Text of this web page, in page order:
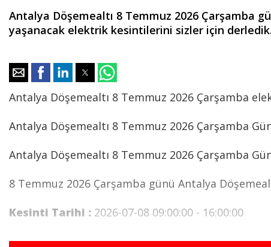
Antalya Döşemealtı 8 Temmuz 2026 Çarşamba
yaşanacak elektrik kesintilerini sizler için
Antalya Döşemealtı 8 Temmuz 2026 Çarşamba
Antalya Döşemealtı 8 Temmuz 2026 Çarşamba
Antalya Döşemealtı 8 Temmuz 2026 Çarşamba
8 Temmuz 2026 Çarşamba günü Antalya
Kesinti Tarihi : 2026-07-08 09:00:00 - 16:00:00
Planlı Kesintiden Etkilenen Cadde / Sokak :